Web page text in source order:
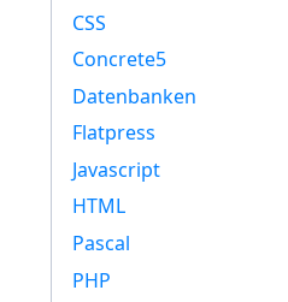
CSS
Concrete5
Datenbanken
Flatpress
Javascript
HTML
Pascal
PHP